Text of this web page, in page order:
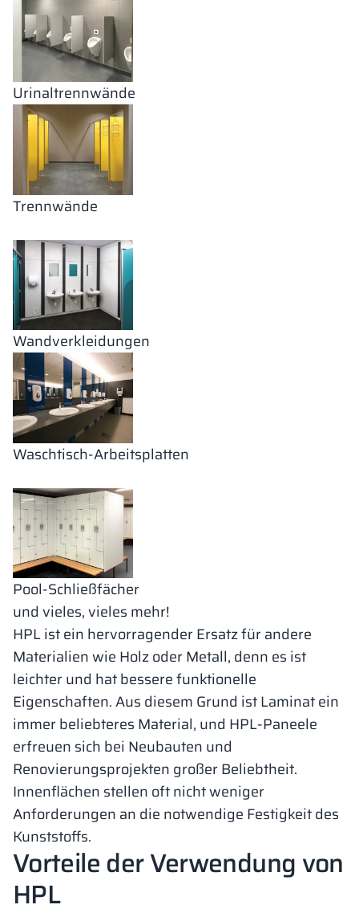
Urinaltrennwände
Trennwände
Wandverkleidungen
Waschtisch-Arbeitsplatten
Pool-Schließfächer
und vieles, vieles mehr!
HPL ist ein hervorragender Ersatz für andere
Materialien wie Holz oder Metall, denn es ist
leichter und hat bessere funktionelle
Eigenschaften. Aus diesem Grund ist Laminat ein
immer beliebteres Material, und HPL-Paneele
erfreuen sich bei Neubauten und
Renovierungsprojekten großer Beliebtheit.
Innenflächen stellen oft nicht weniger
Anforderungen an die notwendige Festigkeit des
Kunststoffs.
Vorteile der Verwendung von
HPL